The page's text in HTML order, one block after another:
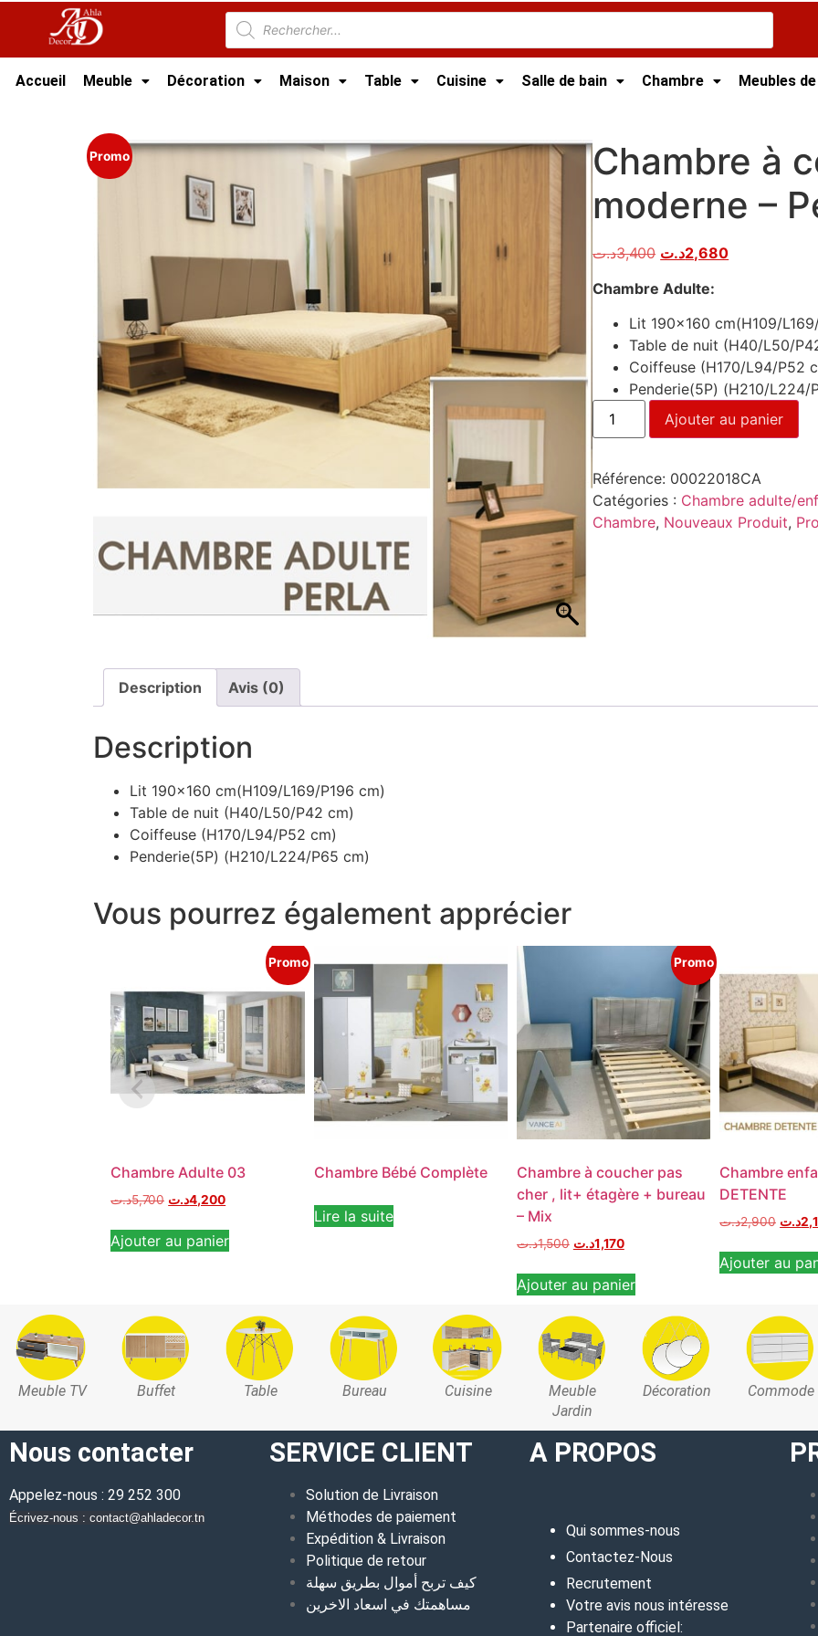
Accueil Meuble Décoration Maison Table Cuisine Salle de bain Chambre Meubles
Promo
Chambre à
moderne –
3,400د.ت 2,680د.ت
Chambre Adulte:
Lit 190×160 cm(H109/
Table de nuit (H40/L50/
Coiffeuse (H170/L94/P52
Penderie(5P) (H210/L224/
Ajouter au panier
Référence: 00022018CA
Catégories : Chambre adulte/
Chambre, Nouveaux Produit,
Description Avis (0)
Description
Lit 190×160 cm(H109/L169/P196 cm)
Table de nuit (H40/L50/P42 cm)
Coiffeuse (H170/L94/P52 cm)
Penderie(5P) (H210/L224/P65 cm)
Vous pourrez également apprécier
Promo
Chambre Adulte 03
5,700د.ت 4,200د.ت
Ajouter au panier
Chambre Bébé Complète
Lire la suite
Promo
Chambre à coucher pas
cher , lit+ étagère + bureau
– Mix
1,500د.ت 1,170د.ت
Ajouter au panier
Chambre
DETENTE
2,900د.ت د.ت
Ajouter au
Meuble TV Buffet Table Bureau Cuisine
Meuble
Jardin
Décoration Commode
Nous contacter
Appelez-nous : 29 252 300
Écrivez-nous : contact@ahladecor.tn
SERVICE CLIENT
Solution de Livraison
Méthodes de paiement
Expédition & Livraison
Politique de retour
كيف تربح أموال بطريق سهلة
مساهمتك في اسعاد الاخرين
A PROPOS
Qui sommes-nous
Contactez-Nous
Recrutement
Votre avis nous intéresse
Partenaire officiel: